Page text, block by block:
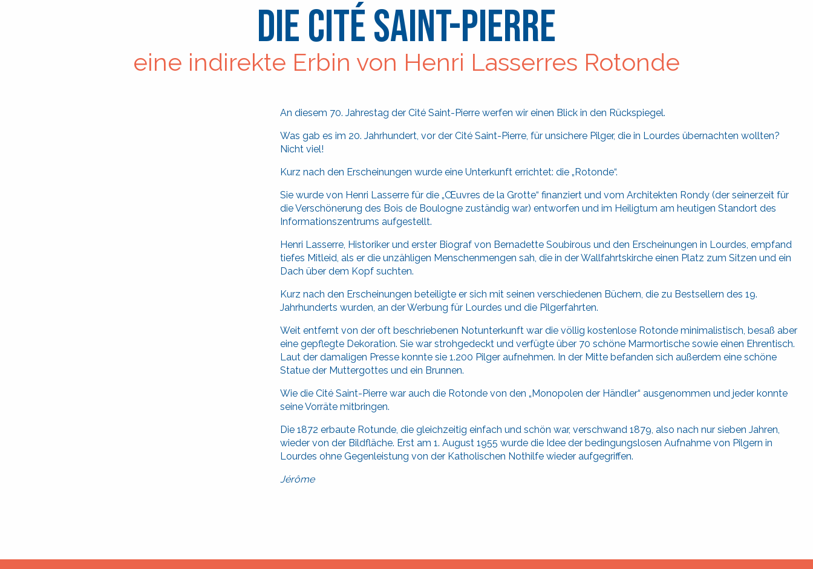
Die Cité Saint-Pierre
eine indirekte Erbin von Henri Lasserres Rotonde
An diesem 70. Jahrestag der Cité Saint-Pierre werfen wir einen Blick in den Rückspiegel.
Was gab es im 20. Jahrhundert, vor der Cité Saint-Pierre, für unsichere Pilger, die in Lourdes übernachten wollten?
Nicht viel!
Kurz nach den Erscheinungen wurde eine Unterkunft errichtet: die „Rotonde“.
Sie wurde von Henri Lasserre für die „Œuvres de la Grotte“ finanziert und vom Architekten Rondy (der seinerzeit für
die Verschönerung des Bois de Boulogne zuständig war) entworfen und im Heiligtum am heutigen Standort des
Informationszentrums aufgestellt.
Henri Lasserre, Historiker und erster Biograf von Bernadette Soubirous und den Erscheinungen in Lourdes, empfand
tiefes Mitleid, als er die unzähligen Menschenmengen sah, die in der Wallfahrtskirche einen Platz zum Sitzen und ein
Dach über dem Kopf suchten.
Kurz nach den Erscheinungen beteiligte er sich mit seinen verschiedenen Büchern, die zu Bestsellern des 19.
Jahrhunderts wurden, an der Werbung für Lourdes und die Pilgerfahrten.
Weit entfernt von der oft beschriebenen Notunterkunft war die völlig kostenlose Rotonde minimalistisch, besaß aber
eine gepflegte Dekoration. Sie war strohgedeckt und verfügte über 70 schöne Marmortische sowie einen Ehrentisch.
Laut der damaligen Presse konnte sie 1.200 Pilger aufnehmen. In der Mitte befanden sich außerdem eine schöne
Statue der Muttergottes und ein Brunnen.
Wie die Cité Saint-Pierre war auch die Rotonde von den „Monopolen der Händler“ ausgenommen und jeder konnte
seine Vorräte mitbringen.
Die 1872 erbaute Rotunde, die gleichzeitig einfach und schön war, verschwand 1879, also nach nur sieben Jahren,
wieder von der Bildfläche. Erst am 1. August 1955 wurde die Idee der bedingungslosen Aufnahme von Pilgern in
Lourdes ohne Gegenleistung von der Katholischen Nothilfe wieder aufgegriffen.
Jérôme